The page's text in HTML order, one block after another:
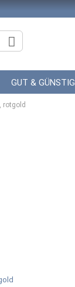
GUT & GÜNSTIG
rotgold